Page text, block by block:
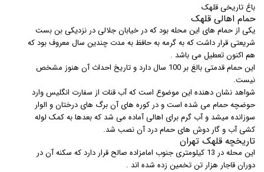
باغ تاریخی قلهک
حمام اهالی قلهک
یکی از حمام های این محله بود که در خیابان جلالی در نزدیکی بن بست
شریعتی قرار داشت که به گرمه به حافظ به مدت چندین سال معروف بود که
هم اکنون تعطیل می باشد .
این حمام قدمتی بالغ بر 100 سال دارد و تاریخ احداث آن هنوز مشخص
نیست.
شواهد نشان دهنده این موضوع است که آب قنات از سفارت انگلیس وارد
حوضچه حمام می شده است و در کوره های آن برگ های درختان و الوار
سوزانده میشد و آب گرم برای اهالی آماده می شد که بعدها به کمک لوله
کشی آب و گار دوش های حمام درد آن نصب شد.
تاریخچه قلهک تهران
این محله در 13 کیلومتری جنوب امامزاده صالح قرار دارد که سکنه آن در
دوران قاجار هزار تن تخمین زده شده اند .